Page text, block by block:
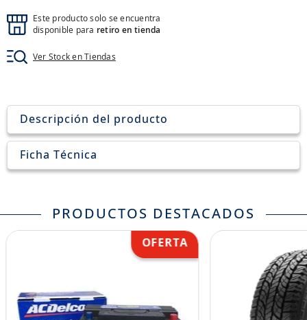
Este producto solo se encuentra
disponible para retiro en tienda
Ver Stock en Tiendas
Descripción del producto
Ficha Técnica
PRODUCTOS DESTACADOS
9.
245
10
aceite